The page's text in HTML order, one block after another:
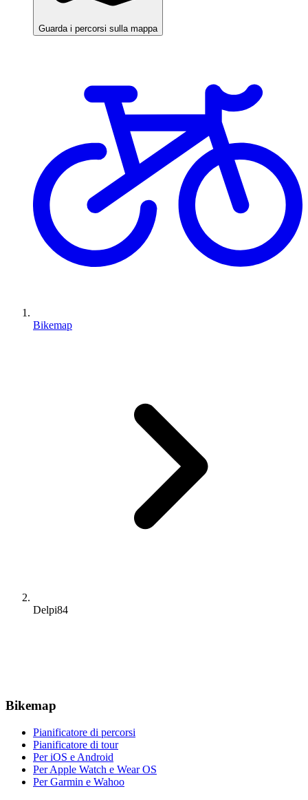
Guarda i percorsi sulla mappa
Bikemap
Delpi84
Bikemap
Pianificatore di percorsi
Pianificatore di tour
Per iOS e Android
Per Apple Watch e Wear OS
Per Garmin e Wahoo